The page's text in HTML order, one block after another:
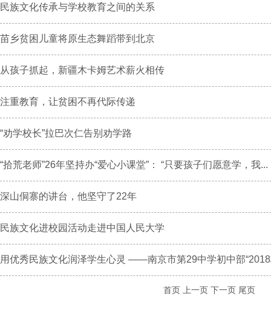
民族文化传承与学校教育之间的关系
苗乡贫困儿童将原生态舞蹈带到北京
从孩子抓起，新疆木卡姆艺术薪火相传
注重教育，让贫困不再代际传递
“劝学校长”拉巴次仁告别劝学路
“拾荒老师”26年坚持办“爱心小课堂”： “只要孩子们愿意学，我...
深山侗寨的讲台，他坚守了22年
民族文化进校园活动走进中国人民大学
用优秀民族文化润泽学生心灵 ——南京市第29中学初中部
首页 上一页 下一页 尾页